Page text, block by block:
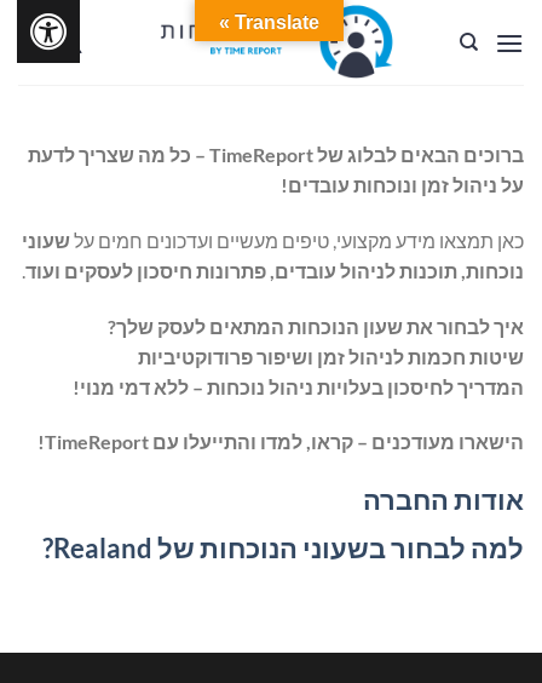
ברוכים הבאים לבלוג של TimeReport – כל מה שצריך לדעת
על ניהול זמן ונוכחות עובדים!
כאן תמצאו מידע מקצועי, טיפים מעשיים ועדכונים חמים עלשעוני
נוכחות, תוכנות לניהול עובדים, פתרונות חיסכון לעסקים ועוד
איך לבחור את שעון הנוכחות המתאים לעסק שלך?
שיטות חכמות לניהול זמן ושיפור פרודוקטיביות
המדריך לחיסכון בעלויות ניהול נוכחות – ללא דמי מנוי!
הישארו מעודכנים – קראו, למדו והתייעלו עם TimeReport!
אודות החברה
למה לבחור בשעוני הנוכחות של Realand?
Translate »